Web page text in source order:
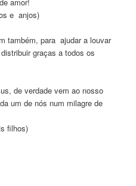
e anjos)
também, para ajudar a louvar
graças a todos os
de verdade vem ao nosso
um de nós num milagre de
filhos)